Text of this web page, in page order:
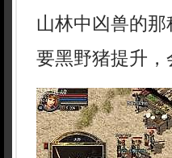
山林中凶兽的
要黑野猪提升